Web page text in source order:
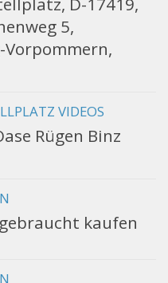
5,
VIDEOS
Rügen Binz
kaufen